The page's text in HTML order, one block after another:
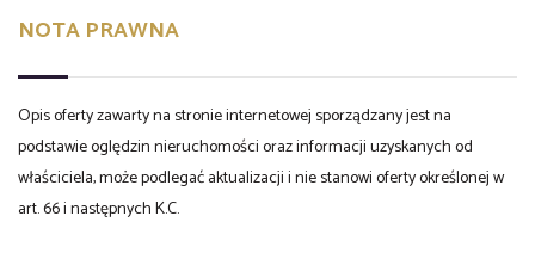
NOTA PRAWNA
Opis oferty zawarty na stronie internetowej sporządzany jest na
podstawie oględzin nieruchomości oraz informacji uzyskanych od
właściciela, może podlegać aktualizacji i nie stanowi oferty określonej w
art. 66 i następnych K.C.